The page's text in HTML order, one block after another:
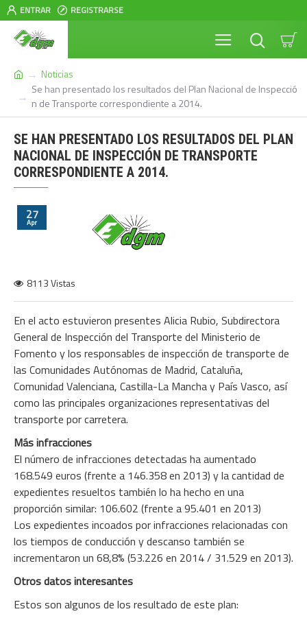
ENTRAR REGISTRARSE
Noticias
Se han presentado los resultados del Plan Nacional de Inspecció
n de Transporte correspondiente a 2014.
SE HAN PRESENTADO LOS RESULTADOS DEL PLAN
NACIONAL DE INSPECCIÓN DE TRANSPORTE
CORRESPONDIENTE A 2014.
27
Apr
8113 Vistas
En el acto estuvieron presentes Alicia Rubio, Subdirectora
General de Inspección del Transporte del Ministerio de
Fomento y los responsables de inspección de transporte de
las Comunidades Autónomas de Madrid, Cataluña,
Comunidad Valenciana, Castilla-La Mancha y País Vasco, así
como las principales organizaciones representativas del
transporte por carretera.
Más infracciones
El número de infracciones detectadas ha aumentado
168.549 euros (frente a 146.358 en 2013) y la cantidad de
expedientes resueltos también lo ha hecho en una
proporción similar: 106.602 (frente a 95.401 en 2013)
Los expedientes incoados por infracciones relacionadas con
los tiempos de conducción y descanso también se
incrementaron un 68,8% (53.226 en 2014 / 31.529 en 2013).
Otros datos interesantes
Estos son algunos de los resultado de este plan: